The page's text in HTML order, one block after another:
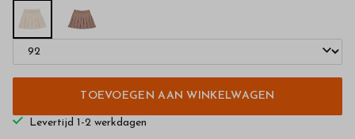
TOEVOEGEN AAN WINKELWAGEN
Levertijd 1-2 werkdagen